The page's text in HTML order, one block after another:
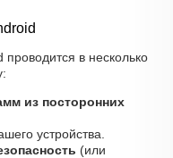
в несколько
из посторонних
устройства.
(или